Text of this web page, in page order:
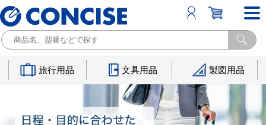
旅行用品 文具用品 製図用品